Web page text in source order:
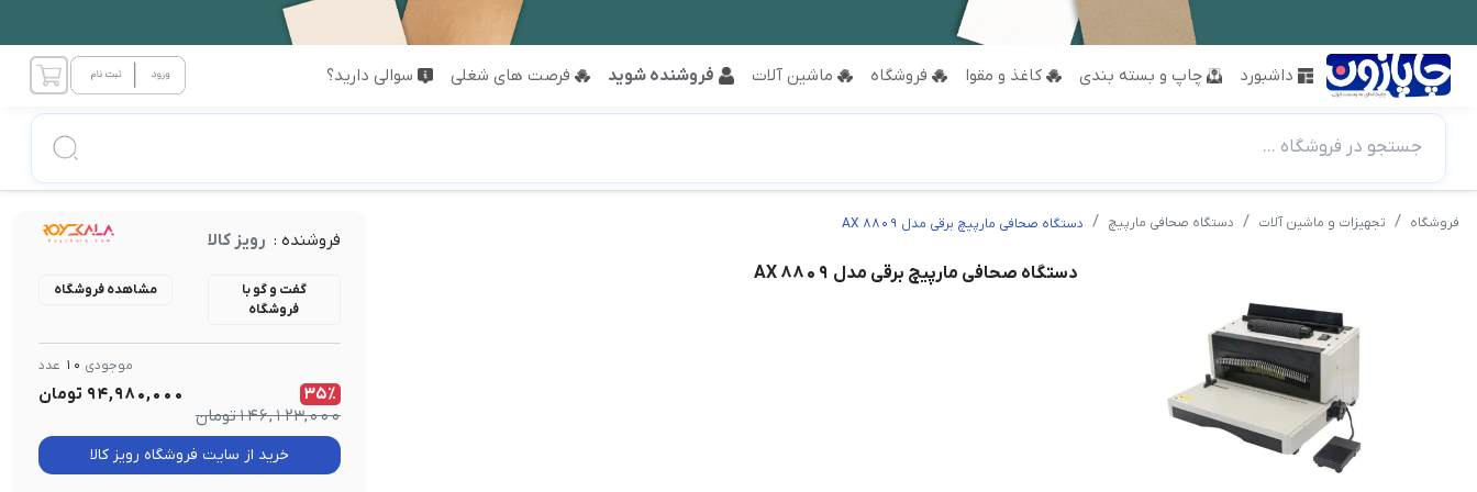
داشبورد چاپ و بسته بندی کاغذ و مقوا فروشگاه ماشین آلات فروشنده شوید فرصت های شغلی سوالی دارید؟
جستجو در فروشگاه ...
فروشگاه تجهیزات و ماشین آلات دستگاه صحافی مارپیچ دستگاه صحافی مارپیچ برقی مدل AX 8809
دستگاه صحافی مارپیچ برقی مدل AX 8809
فروشنده : رویز کالا
گفت و گو با
فروشگاه
مشاهده فروشگاه
موجودی 10 عدد
35٪ 94,980,000 تومان
146,123,000تومان
خرید از سایت فروشگاه رویز کالا